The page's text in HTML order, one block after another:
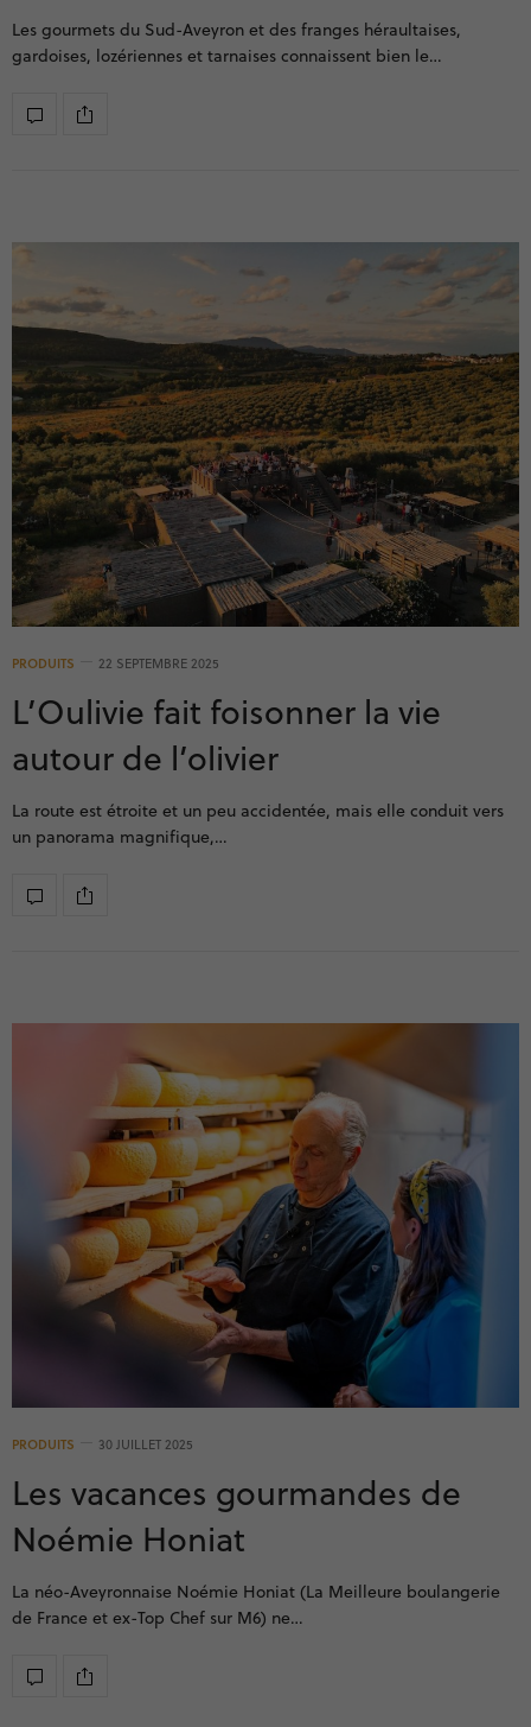
Les gourmets du Sud-Aveyron et des franges héraultaises,
gardoises, lozériennes et tarnaises connaissent bien le…
PRODUITS 22 SEPTEMBRE 2025
L’Oulivie fait foisonner la vie
autour de l’olivier
La route est étroite et un peu accidentée, mais elle conduit vers
un panorama magnifique,…
PRODUITS 30 JUILLET 2025
Les vacances gourmandes de
Noémie Honiat
La néo-Aveyronnaise Noémie Honiat (La Meilleure boulangerie
de France et ex-Top Chef sur M6) ne…